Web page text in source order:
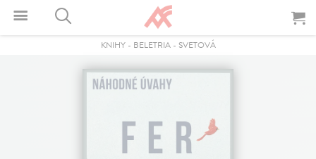
KNIHY- BELETRIA- SVETOVÁ